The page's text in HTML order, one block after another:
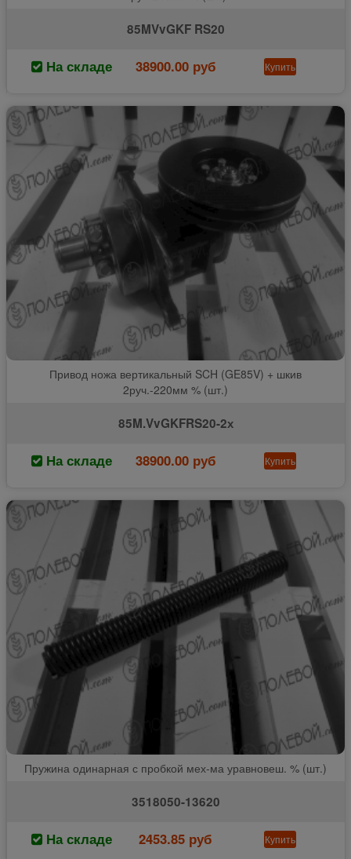
85MVvGKF RS20
На складе 38900.00 руб Купить
Привод ножа вертикальный SCH (GE85V) + шкив
2руч.-220мм % (шт.)
85M.VvGKFRS20-2х
На складе 38900.00 руб Купить
Пружина одинарная с пробкой мех-ма уравновеш. % (шт.)
3518050-13620
На складе 2453.85 руб Купить